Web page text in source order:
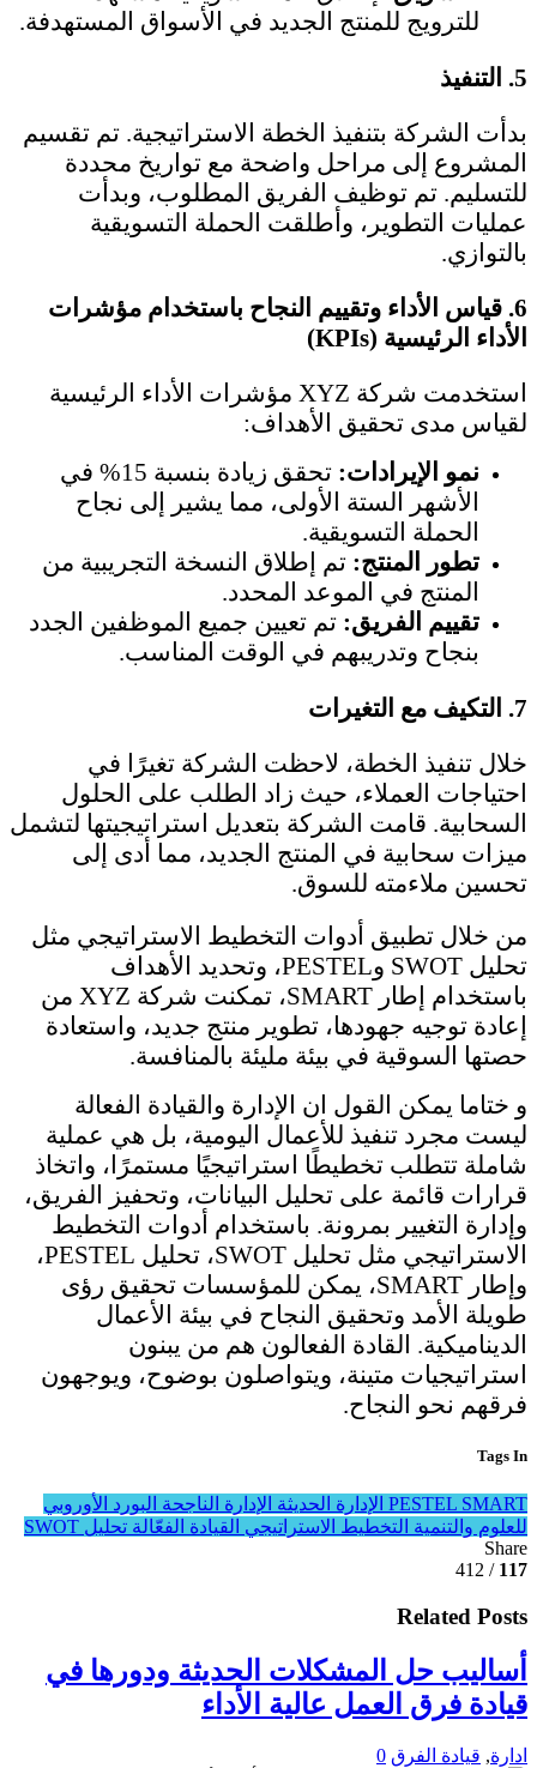
للترويج للمنتج الجديد في الأسواق المستهدفة.
5.
التنفيذ
بدأت الشركة بتنفيذ الخطة الاستراتيجية. تم تقسيم
المشروع إلى مراحل واضحة مع تواريخ محددة
للتسليم. تم توظيف الفريق المطلوب، وبدأت
عمليات التطوير، وأطلقت الحملة التسويقية
بالتوازي.
6. قياس الأداء وتقييم النجاح باستخدام مؤشرات
الأداء الرئيسية (KPIs)
استخدمت شركة XYZ مؤشرات الأداء الرئيسية
لقياس مدى تحقيق الأهداف:
نمو الإيرادات:
تحقق زيادة بنسبة 15% في
الأشهر الستة الأولى، مما يشير إلى نجاح
الحملة التسويقية.
تطور المنتج: تم إطلاق النسخة التجريبية من
المنتج في الموعد المحدد.
تقييم الفريق: تم تعيين جميع الموظفين الجدد
بنجاح وتدريبهم في الوقت المناسب.
7.
التكيف مع التغيرات
خلال تنفيذ الخطة، لاحظت الشركة تغيرًا في
احتياجات العملاء، حيث زاد الطلب على الحلول
السحابية. قامت الشركة بتعديل استراتيجيتها لتشمل
ميزات سحابية في المنتج الجديد، مما أدى إلى
تحسين ملاءمته للسوق.
من خلال تطبيق أدوات التخطيط الاستراتيجي مثل
تحليل SWOT وPESTEL، وتحديد الأهداف
باستخدام إطار SMART، تمكنت شركة XYZ من
إعادة توجيه جهودها، تطوير منتج جديد، واستعادة
حصتها السوقية في بيئة مليئة بالمنافسة.
و ختاما يمكن القول ان الإدارة والقيادة الفعالة
ليست مجرد تنفيذ للأعمال اليومية، بل هي عملية
شاملة تتطلب تخطيطًا استراتيجيًا مستمرًا، واتخاذ
قرارات قائمة على تحليل البيانات، وتحفيز الفريق،
وإدارة التغيير بمرونة. باستخدام أدوات التخطيط
الاستراتيجي مثل تحليل SWOT، تحليل PESTEL،
وإطار SMART، يمكن للمؤسسات تحقيق رؤى
طويلة الأمد وتحقيق النجاح في بيئة الأعمال
الديناميكية. القادة الفعالون هم من يبنون
استراتيجيات متينة، ويتواصلون بوضوح، ويوجهون
فرقهم نحو النجاح.
Tags In
PESTEL SMART الإدارة الحديثة الإدارة الناجحة البورد الأوروبي
للعلوم والتنمية التخطيط الاستراتيجي القيادة الفعّالة تحليل SWOT
Share
117
/ 412
Related Posts
أساليب حل المشكلات الحديثة ودورها في
قيادة فرق العمل عالية الأداء
ادارة, قيادة الفرق 0